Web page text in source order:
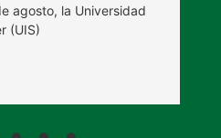
agosto, la Universidad
(UIS)